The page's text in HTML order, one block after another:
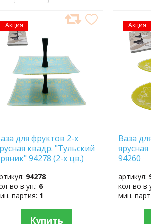
Акция
ДОБАВИТЬ
В
ИЗБРАННОЕ
для фруктов 2-х
квадр. "Тульский
94278 (2-х цв.)
94278
во в уп.: 6
партия: 1
Купить
Акция
В
Ваза
94260
артикул:
кол-во в
мин.